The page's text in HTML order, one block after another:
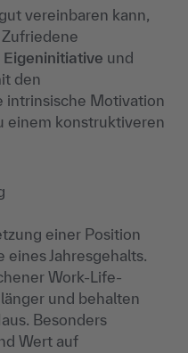
vereinbaren kann,
Zufriedene
Eigeninitiative und
den
intrinsische Motivation
einem konstruktiveren
einer Position
Jahresgehalts.
Work-Life-
und behalten
Besonders
Wert auf